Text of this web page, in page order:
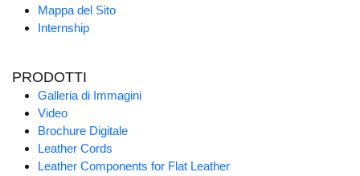
Mappa del Sito
Internship
PRODOTTI
Galleria di Immagini
Video
Brochure Digitale
Leather Cords
Leather Components for Flat Leather